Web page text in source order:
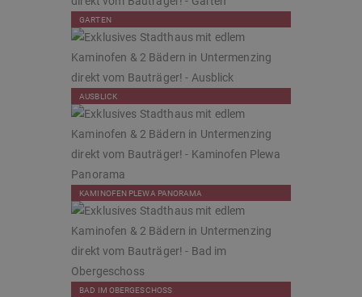
GARTEN
AUSBLICK
KAMINOFEN PLEWA PANORAMA
BAD IM OBERGESCHOSS